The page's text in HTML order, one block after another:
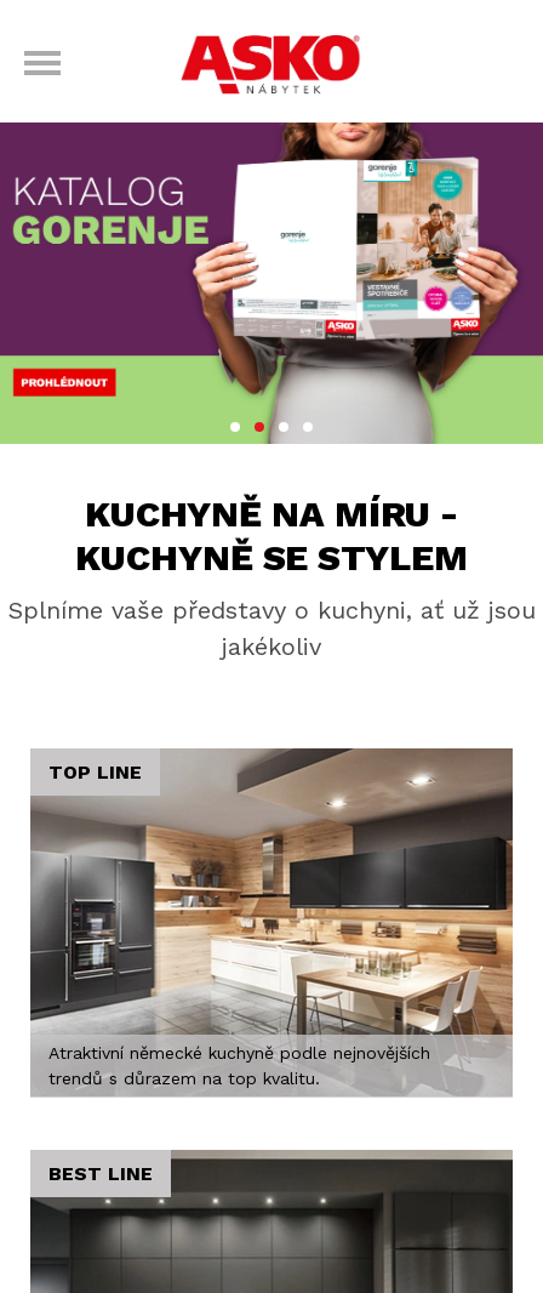
KUCHYNĚ NA MÍRU -
KUCHYNĚ SE STYLEM
Splníme vaše představy o kuchyni, ať už jsou
jakékoliv
TOP LINE
Atraktivní německé kuchyně podle nejnovějších
trendů s důrazem na top kvalitu.
BEST LINE